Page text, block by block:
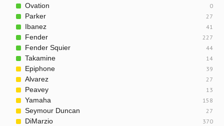
Ovation 0
Parker 27
Ibanez 41
Fender 227
Fender Squier 44
Takamine 14
Epiphone 39
Alvarez 27
Peavey 13
Yamaha 158
Seymour Duncan 27
DiMarzio 370